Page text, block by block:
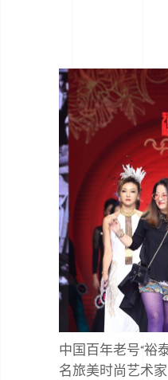
中国百年老号“裕
名旅美时尚艺术家